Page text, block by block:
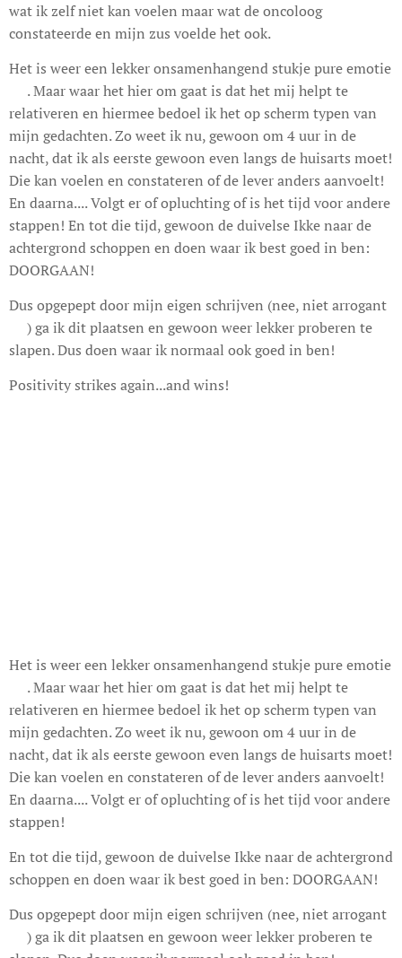
wat ik zelf niet kan voelen maar wat de oncoloog
constateerde en mijn zus voelde het ook.
Het is weer een lekker onsamenhangend stukje pure emotie
😉. Maar waar het hier om gaat is dat het mij helpt te
relativeren en hiermee bedoel ik het op scherm typen van
mijn gedachten. Zo weet ik nu, gewoon om 4 uur in de
nacht, dat ik als eerste gewoon even langs de huisarts moet!
Die kan voelen en constateren of de lever anders aanvoelt!
En daarna.... Volgt er of opluchting of is het tijd voor andere
stappen! En tot die tijd, gewoon de duivelse Ikke naar de
achtergrond schoppen en doen waar ik best goed in ben:
DOORGAAN!
Dus opgepept door mijn eigen schrijven (nee, niet arrogant
🤣) ga ik dit plaatsen en gewoon weer lekker proberen te
slapen. Dus doen waar ik normaal ook goed in ben!
Positivity strikes again...and wins!
Het is weer een lekker onsamenhangend stukje pure emotie
😉. Maar waar het hier om gaat is dat het mij helpt te
relativeren en hiermee bedoel ik het op scherm typen van
mijn gedachten. Zo weet ik nu, gewoon om 4 uur in de
nacht, dat ik als eerste gewoon even langs de huisarts moet!
Die kan voelen en constateren of de lever anders aanvoelt!
En daarna.... Volgt er of opluchting of is het tijd voor andere
stappen!
En tot die tijd, gewoon de duivelse Ikke naar de achtergrond
schoppen en doen waar ik best goed in ben: DOORGAAN!
Dus opgepept door mijn eigen schrijven (nee, niet arrogant
🤣) ga ik dit plaatsen en gewoon weer lekker proberen te